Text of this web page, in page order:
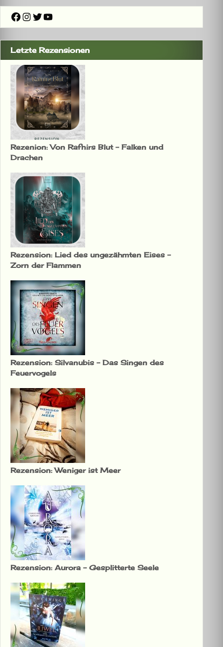
Facebook
Instagram
Twitter
YouTube
Letzte Rezensionen
Rezenion: Von Rafnirs Blut – Falken und
Drachen
Rezension: Lied des ungezähmten Eises –
Zorn der Flammen
Rezension: Silvanubis – Das Singen des
Feuervogels
Rezension: Weniger ist Meer
Rezension: Aurora – Gesplitterte Seele